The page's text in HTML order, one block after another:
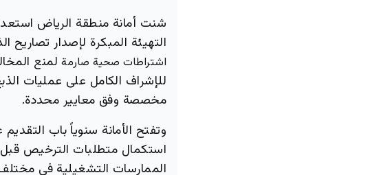
شنت أمانة منطقة الرياض
التهيئة المبكرة لإصدار
اشتراطات صحية صارمةلمنع
للإشراف الكامل على عمليات
مخصصة وفق معايير محددة.
وتفتح الأمانة سنوياً باب
استكمال متطلبات الترخيص
الممارسات التشغيلية في